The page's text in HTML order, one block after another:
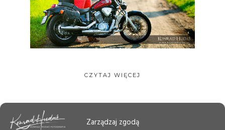
Zarządzaj zgodą
CZYTAJ WIĘCEJ